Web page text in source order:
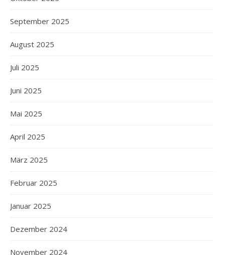
September 2025
August 2025
Juli 2025
Juni 2025
Mai 2025
April 2025
März 2025
Februar 2025
Januar 2025
Dezember 2024
November 2024